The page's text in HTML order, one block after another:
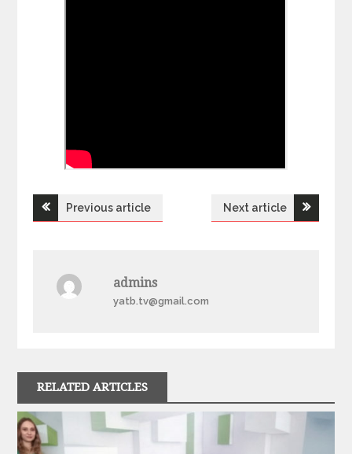
Н
г
а
Previous article Next article
admins
yatb.tv@gmail.com
RELATED ARTICLES